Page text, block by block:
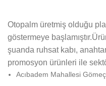
Otopalm üretmiş olduğu
göstermeye
şuanda ruhsat kabı,
promosyon ürünleri ile
Acıbadem Mahallesi